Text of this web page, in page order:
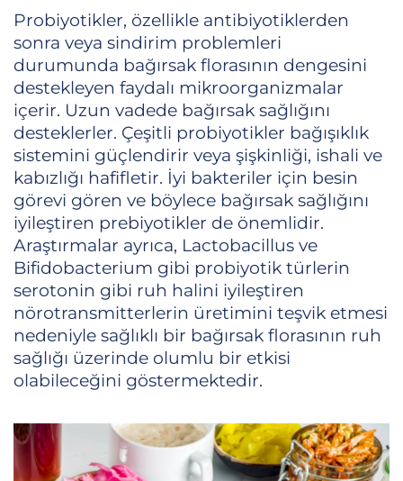
Probiyotikler, özellikle antibiyotiklerden
sonra veya sindirim problemleri
durumunda bağırsak florasının dengesini
destekleyen faydalı mikroorganizmalar
içerir. Uzun vadede bağırsak sağlığını
desteklerler. Çeşitli probiyotikler bağışıklık
sistemini güçlendirir veya şişkinliği, ishali ve
kabızlığı hafifletir. İyi bakteriler için besin
görevi gören ve böylece bağırsak sağlığını
iyileştiren prebiyotikler de önemlidir.
Araştırmalar ayrıca, Lactobacillus ve
Bifidobacterium gibi probiyotik türlerin
serotonin gibi ruh halini iyileştiren
nörotransmitterlerin üretimini teşvik etmesi
nedeniyle sağlıklı bir bağırsak florasının ruh
sağlığı üzerinde olumlu bir etkisi
olabileceğini göstermektedir.